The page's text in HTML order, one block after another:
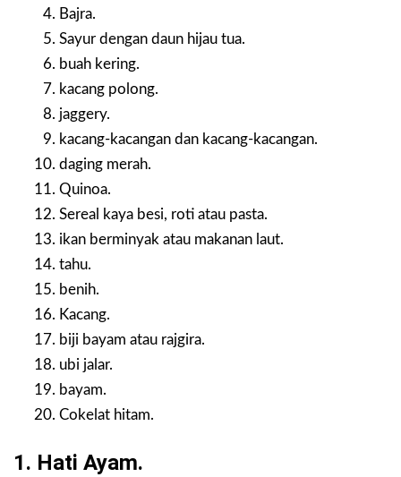
Bajra.
Sayur dengan daun hijau tua.
buah kering.
kacang polong.
jaggery.
kacang-kacangan dan kacang-kacangan.
daging merah.
Quinoa.
Sereal kaya besi, roti atau pasta.
ikan berminyak atau makanan laut.
tahu.
benih.
Kacang.
biji bayam atau rajgira.
ubi jalar.
bayam.
Cokelat hitam.
1. Hati Ayam.